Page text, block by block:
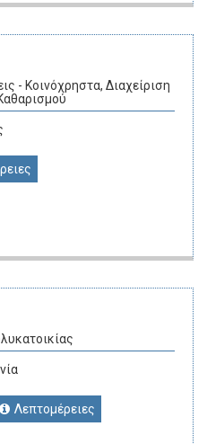
- Κοινόχρηστα, Διαχείριση
Λεπτομέρειες